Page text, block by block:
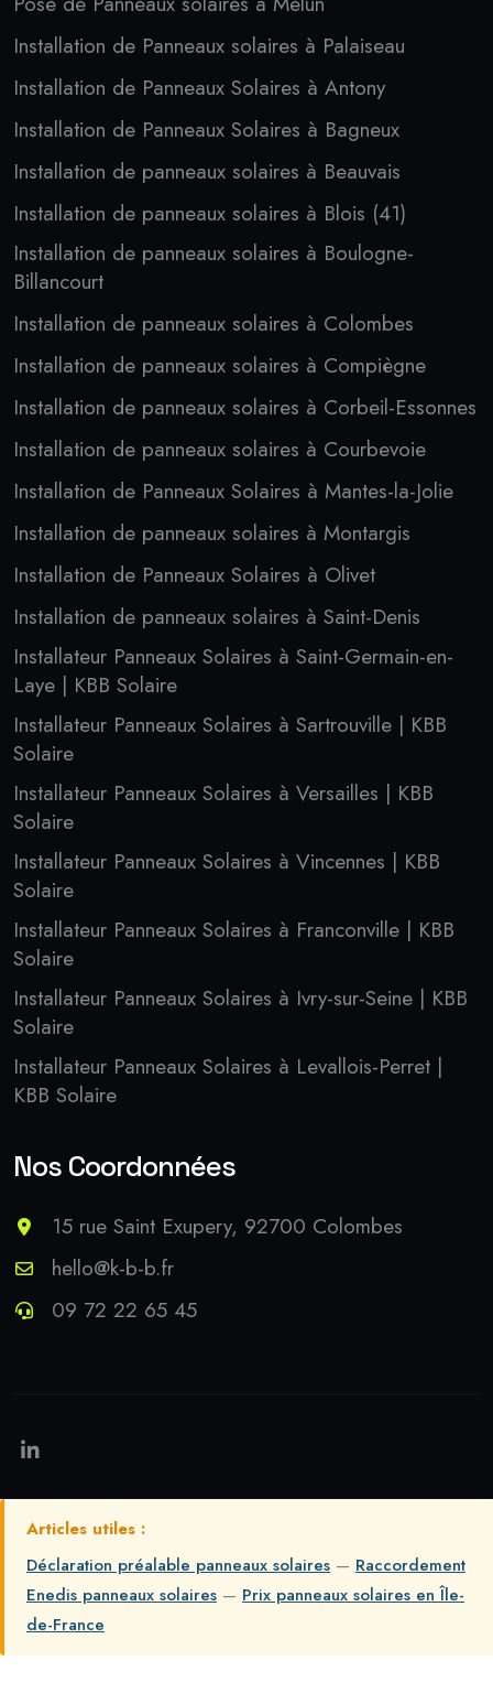
Installation de Panneaux solaires à Palaiseau
Installation de Panneaux Solaires à Antony
Installation de Panneaux Solaires à Bagneux
Installation de panneaux solaires à Beauvais
Installation de panneaux solaires à Blois (41)
Installation de panneaux solaires à Boulogne-
Billancourt
Installation de panneaux solaires à Colombes
Installation de panneaux solaires à Compiègne
Installation de panneaux solaires à Corbeil-Essonnes
Installation de panneaux solaires à Courbevoie
Installation de Panneaux Solaires à Mantes-la-Jolie
Installation de panneaux solaires à Montargis
Installation de Panneaux Solaires à Olivet
Installation de panneaux solaires à Saint-Denis
Installateur Panneaux Solaires à Saint-Germain-en-
Laye | KBB Solaire
Installateur Panneaux Solaires à Sartrouville | KBB
Solaire
Installateur Panneaux Solaires à Versailles | KBB
Solaire
Installateur Panneaux Solaires à Vincennes | KBB
Solaire
Installateur Panneaux Solaires à Franconville | KBB
Solaire
Installateur Panneaux Solaires à Ivry-sur-Seine | KBB
Solaire
Installateur Panneaux Solaires à Levallois-Perret |
KBB Solaire
Nos Coordonnées
15 rue Saint Exupery, 92700 Colombes
hello@k-b-b.fr
09 72 22 65 45
Articles utiles :
Déclaration préalable panneaux solaires — Raccordement
Enedis panneaux solaires — Prix panneaux solaires en Île-
de-France